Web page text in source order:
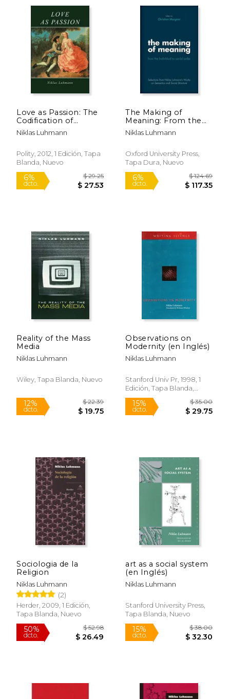
dcto. $ 23.80 dcto.
Love as Passion: The
Codification of
Intimacy (en Inglés)
Niklas Luhmann
Polity, 2012, 1 Edición, Tapa
Blanda, Nuevo
6%
dcto.
The Making of
Meaning: From the
Individual to Social
Order: Selections
Luhmann's Works on
Semantic and Social
Niklas Luhmann
Oxford University Press,
Tapa Dura, Nuevo
6%
dcto.
Reality of the Mass
Media
Niklas Luhmann
Wiley, Tapa Blanda, Nuevo
Observations on
Modernity (en Inglés)
Niklas Luhmann
Stanford Univ Pr, 1998, 1
Edición, Tapa Blanda,
Nuevo
Sociologia de la
Religion
Niklas Luhmann
(2)
Herder, 2009, 1 Edición,
Tapa Blanda, Nuevo
art as a social system
(en Inglés)
Niklas Luhmann
Stanford University Press,
Tapa Blanda, Nuevo